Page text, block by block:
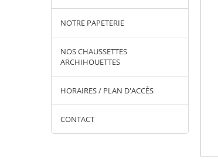
NOTRE PAPETERIE
NOS CHAUSSETTES
ARCHIHOUETTES
HORAIRES / PLAN D'ACCÈS
CONTACT